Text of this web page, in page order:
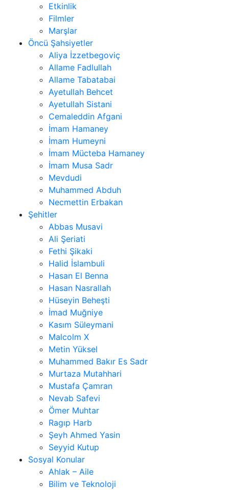
Etkinlik
Filmler
Marşlar
Öncü Şahsiyetler
Aliya İzzetbegoviç
Allame Fadlullah
Allame Tabatabai
Ayetullah Behcet
Ayetullah Sistani
Cemaleddin Afgani
İmam Hamaney
İmam Humeyni
İmam Mücteba Hamaney
İmam Musa Sadr
Mevdudi
Muhammed Abduh
Necmettin Erbakan
Şehitler
Abbas Musavi
Ali Şeriati
Fethi Şikaki
Halid İslambuli
Hasan El Benna
Hasan Nasrallah
Hüseyin Beheşti
İmad Muğniye
Kasım Süleymani
Malcolm X
Metin Yüksel
Muhammed Bakır Es Sadr
Murtaza Mutahhari
Mustafa Çamran
Nevab Safevi
Ömer Muhtar
Ragıp Harb
Şeyh Ahmed Yasin
Seyyid Kutup
Sosyal Konular
Ahlak – Aile
Bilim ve Teknoloji